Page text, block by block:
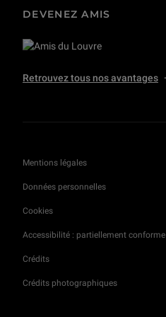
DEVENEZ AMIS
Retrouvez tous nos avantages
Mentions légales
Données personnelles
Cookies
Accessibilité : partiellement conforme
Crédits
Crédits photographiques